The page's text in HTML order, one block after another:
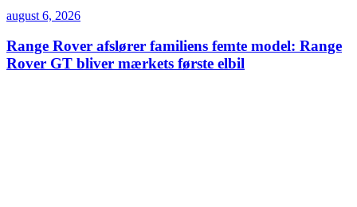
august 6, 2026
Range Rover afslører familiens femte model: Range
Rover GT bliver mærkets første elbil